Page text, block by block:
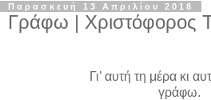
Παρασκευή 13 Απριλίου 2018
Γράφω | Χριστόφορος
Γι’ αυτή τη μέρα κι
γράφω.